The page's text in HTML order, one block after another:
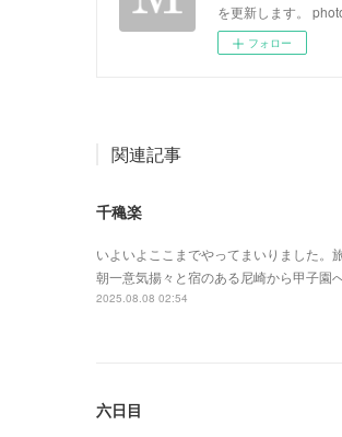
を更新します。
フォロー
関連記事
千穐楽
いよいよここまでやってまいりました。
朝一意気揚々と宿のある尼崎から甲子園
2025.08.08 02:54
六日目